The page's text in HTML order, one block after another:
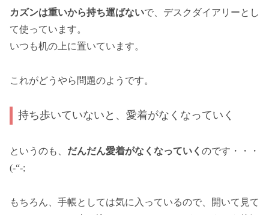
カズンは重いから持ち運ばないで、デスクダイアリーとし
て使っています。
いつも机の上に置いています。
これがどうやら問題のようです。
持ち歩いていないと、愛着がなくなっていく
というのも、 だんだん愛着がなくなっていく のです・・・
(-“-;
もちろん、手帳としては気に入っているので、開いて見て